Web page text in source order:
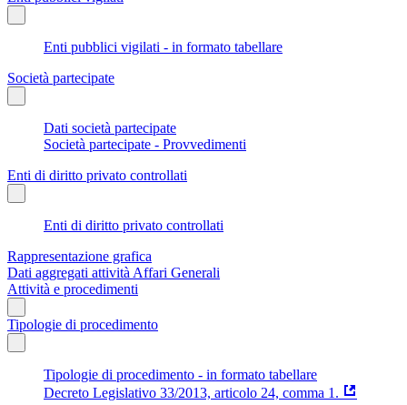
Enti pubblici vigilati - in formato tabellare
Società partecipate
Dati società partecipate
Società partecipate - Provvedimenti
Enti di diritto privato controllati
Enti di diritto privato controllati
Rappresentazione grafica
Dati aggregati attività Affari Generali
Attività e procedimenti
Tipologie di procedimento
Tipologie di procedimento - in formato tabellare
Decreto Legislativo 33/2013, articolo 24, comma 1.